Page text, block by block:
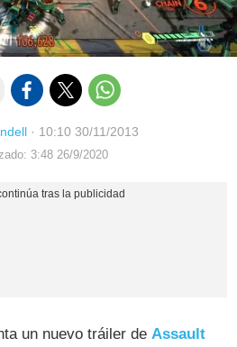
· 10:10 30/11/2013
3:48 26/9/2020
un nuevo tráiler deAssault